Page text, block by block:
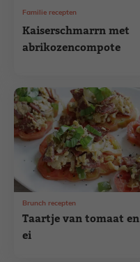
Kaiserschmarrn met
abrikozencompote
Familie recepten
Taartje van tomaat en
ei
Brunch recepten